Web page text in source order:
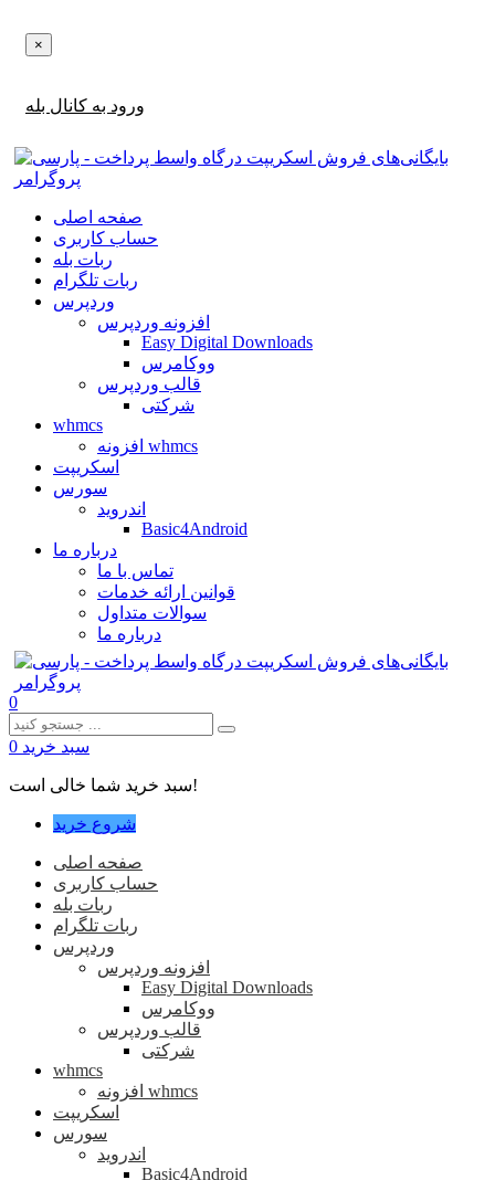
×
ورود به کانال بله
صفحه اصلی
حساب کاربری
ربات بله
ربات تلگرام
وردپرس
افزونه وردپرس
Easy Digital Downloads
ووکامرس
قالب وردپرس
شرکتی
whmcs
افزونه whmcs
اسکریپت
سورس
اندروید
Basic4Android
درباره ما
تماس با ما
قوانین ارائه خدمات
سوالات متداول
درباره ما
0
سبد خرید 0
سبد خرید شما خالی است!
شروع خرید
صفحه اصلی
حساب کاربری
ربات بله
ربات تلگرام
وردپرس
افزونه وردپرس
Easy Digital Downloads
ووکامرس
قالب وردپرس
شرکتی
whmcs
افزونه whmcs
اسکریپت
سورس
اندروید
Basic4Android